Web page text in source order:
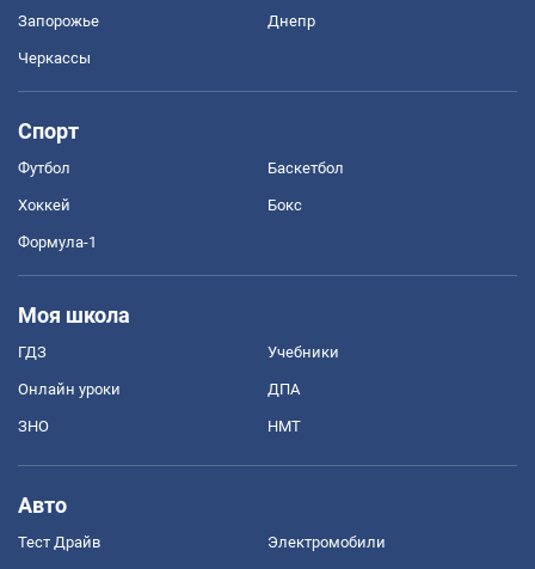
Запорожье Днепр
Черкассы
Спорт
Футбол Баскетбол
Хоккей Бокс
Формула-1
Моя школа
ГДЗ Учебники
Онлайн уроки ДПА
ЗНО НМТ
Авто
Тест Драйв Электромобили